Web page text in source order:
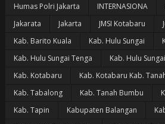
Humas Polri Jakarta
INTERNASIONA
Jakarata
Jakarta JMSI Kotabaru
Kab. Barito Kuala
Kab. Hulu Sungai
Kab. Hulu Sungai Tenga
Kab. Hulu
Kab. Kotabaru
Kab. Kotabaru Kab.
Kab. Tabalong
Kab. Tanah Bumbu
Kab. Tapin
Kabupaten Balangan